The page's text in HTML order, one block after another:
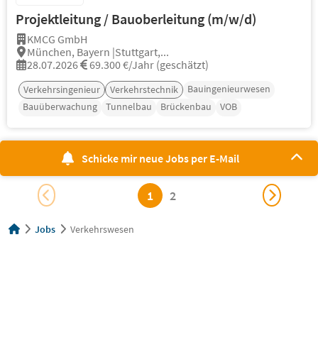
Projektleitung / Bauoberleitung (m/w/d)
KMCG GmbH
München, Bayern |Stuttgart,...
28.07.2026
69.300 €/Jahr (geschätzt)
Verkehrsingenieur Verkehrstechnik
Bauingenieurwesen
Bauüberwachung
Tunnelbau Brückenbau VOB
Schicke mir neue Jobs per E-Mail
1 2
Jobs Verkehrswesen